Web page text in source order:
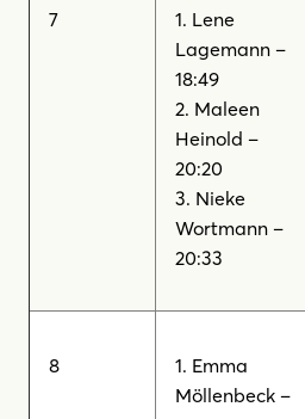
7
1. Lene
Lagemann –
18:49
2. Maleen
Heinold –
20:20
3. Nieke
Wortmann –
20:33
8
1. Emma
Möllenbeck –